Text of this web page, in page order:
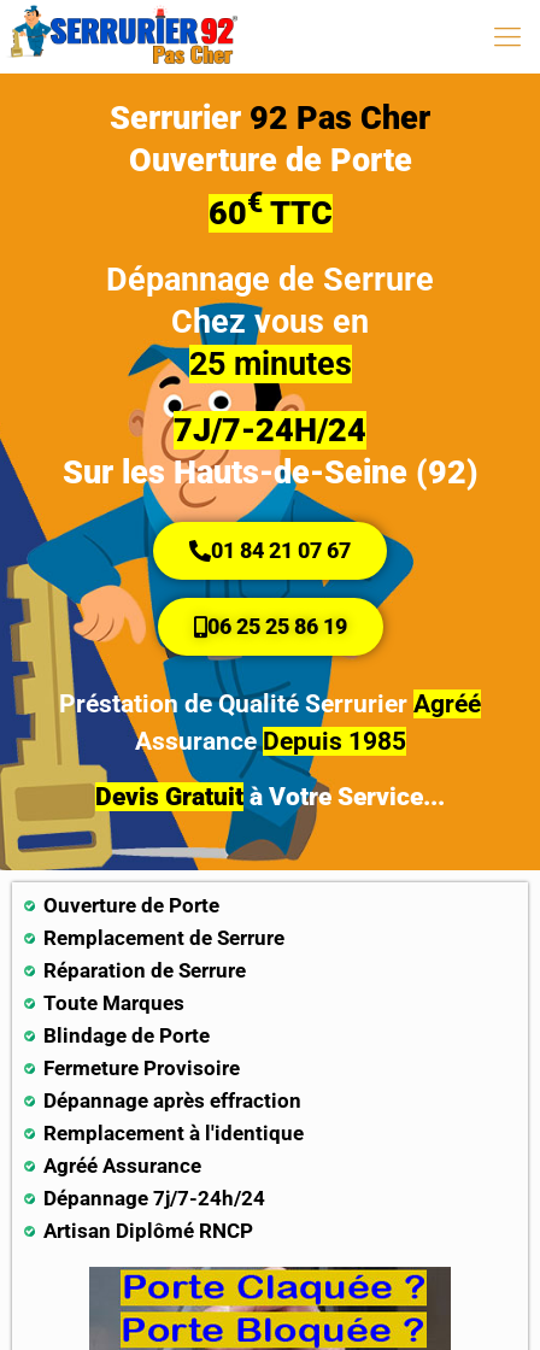
Serrurier 92 Pas Cher
Ouverture de Porte
60€TTC
Dépannage de Serrure
Chez vous en
25 minutes
7J/7-24H/24
Sur les Hauts-de-Seine (92)
01 84 21 07 67
06 25 25 86 19
Préstation de Qualité Serrurier Agréé
AssuranceDepuis 1985
Devis Gratuit à Votre Service...
Ouverture de Porte
Remplacement de Serrure
Réparation de Serrure
Toute Marques
Blindage de Porte
Fermeture Provisoire
Dépannage après effraction
Remplacement à l'identique
Agréé Assurance
Dépannage 7j/7-24h/24
Artisan Diplômé RNCP